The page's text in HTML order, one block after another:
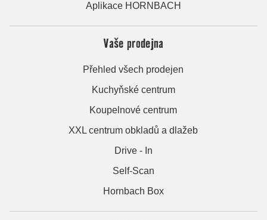
Aplikace HORNBACH
Vaše prodejna
Přehled všech prodejen
Kuchyňské centrum
Koupelnové centrum
XXL centrum obkladů a dlažeb
Drive - In
Self-Scan
Hornbach Box